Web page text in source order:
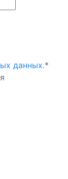
данных.*